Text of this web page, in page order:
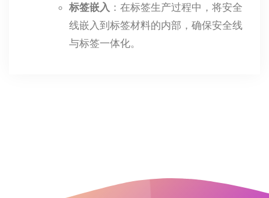
标签嵌入 ：在标签生产过程中，将安全
线嵌入到标签材料的内部，确保安全线
与标签一体化。